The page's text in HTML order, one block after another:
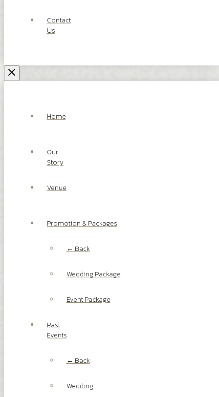
Contact
Us
Home
Our
Story
Venue
Promotion & Packages
← Back
Wedding Package
Event Package
Past
Events
← Back
Wedding